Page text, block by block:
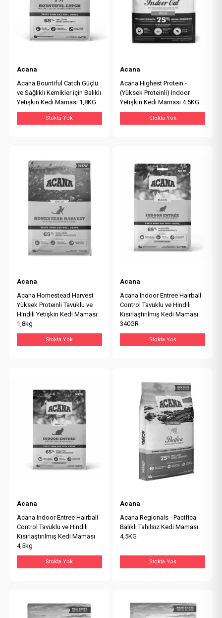
Acana
Acana Bountiful Catch Güçlü
ve Sağlıklı Kemikler için Balıklı
Yetişkin Kedi Maması 1,8KG
Stokta Yok
Acana
Acana Highest Protein -
(Yüksek Proteinli) Indoor
Yetişkin Kedi Maması 4.5KG
Stokta Yok
Acana
Acana Homestead Harvest
Yüksek Proteinli Tavuklu ve
Hindili Yetişkin Kedi Maması
1,8kg
Stokta Yok
Acana
Acana Indoor Entree Hairball
Control Tavuklu ve Hindili
Kısırlaştırılmış Kedi Maması
340GR
Stokta Yok
Acana
Acana Indoor Entree Hairball
Control Tavuklu ve Hindili
Kısırlaştırılmış Kedi Maması
4,5kg
Stokta Yok
Acana
Acana Regionals - Pacifica
Balıklı Tahılsız Kedi Maması
4,5KG
Stokta Yok